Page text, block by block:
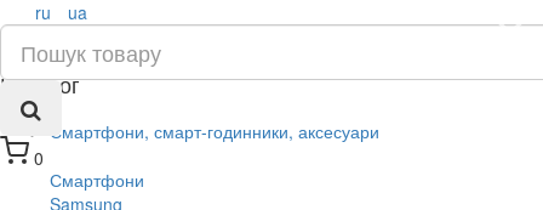
0
×
ru ua
Каталог
Смартфони, смарт-годинники, аксесуари
Смартфони
Samsung